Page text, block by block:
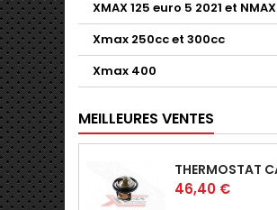
XMAX 125 euro 5 2021 et NMAX
Xmax 250cc et 300cc
Xmax 400
MEILLEURES VENTES
Prix
46,40 €